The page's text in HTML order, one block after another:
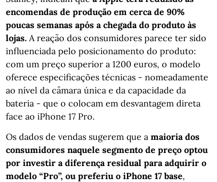
encomendas de produção em cerca de 90%
poucas semanas após a chegada do produto às
lojas. A reação dos consumidores parece ter sido
influenciada pelo posicionamento do produto:
com um preço superior a 1200 euros, o modelo
oferece especificações técnicas - nomeadamente
ao nível da câmara única e da capacidade da
bateria - que o colocam em desvantagem direta
face ao iPhone 17 Pro.
Os dados de vendas sugerem que a maioria dos
consumidores naquele segmento de preço optou
por investir a diferença residual para adquirir o
modelo “Pro”, ou preferiu o iPhone 17 base,